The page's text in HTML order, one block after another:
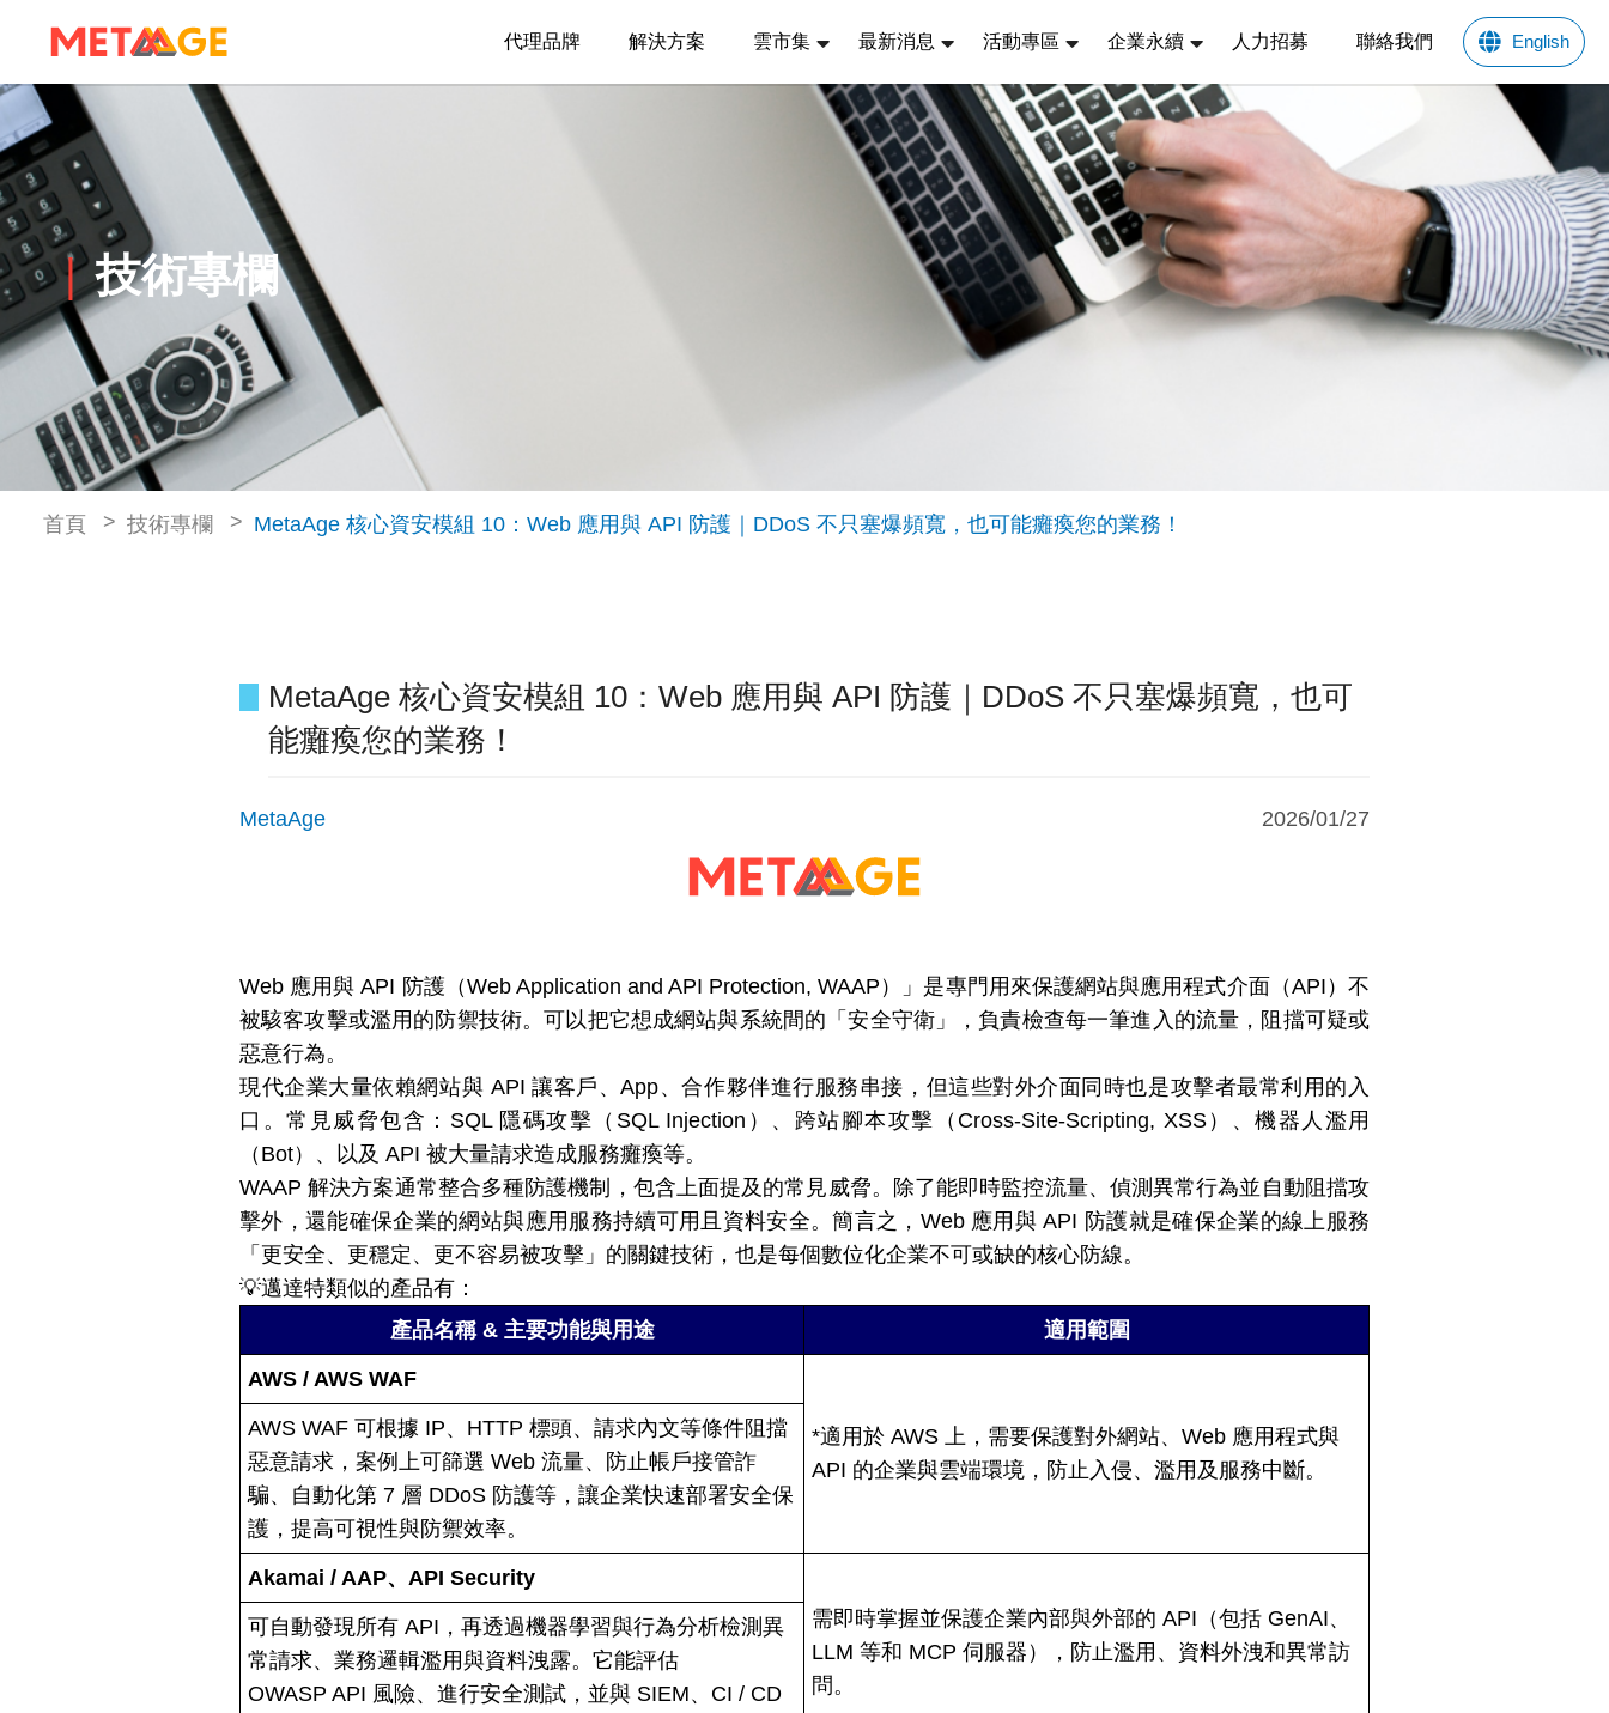
代理品牌 解決方案 雲市集 最新消息 活動專區 企業永續 人力招募 聯絡我們 English
技術專欄
首頁 技術專欄 MetaAge 核心資安模組 10：Web 應用與 API 防護｜DDoS 不只塞爆頻寬，也可能癱瘓您的業務！
MetaAge 核心資安模組 10：Web 應用與 API 防護｜DDoS 不只塞爆頻寬，也可
能癱瘓您的業務！
MetaAge 2026/01/27
Web 應用與 API 防護（Web Application and API Protection, WAAP）」是專門用來保護網站與應用程式介面（API）不
被駭客攻擊或濫用的防禦技術。可以把它想成網站與系統間的「安全守衛」，負責檢查每一筆進入的流量，阻擋可疑或
惡意行為。
現代企業大量依賴網站與 API 讓客戶、App、合作夥伴進行服務串接，但這些對外介面同時也是攻擊者最常利用的入
口。常見威脅包含：SQL 隱碼攻擊（SQL Injection）、跨站腳本攻擊（Cross-Site-Scripting, XSS）、機器人濫用
（Bot）、以及 API 被大量請求造成服務癱瘓等。
WAAP 解決方案通常整合多種防護機制，包含上面提及的常見威脅。除了能即時監控流量、偵測異常行為並自動阻擋攻
擊外，還能確保企業的網站與應用服務持續可用且資料安全。簡言之，Web 應用與 API 防護就是確保企業的線上服務
「更安全、更穩定、更不容易被攻擊」的關鍵技術，也是每個數位化企業不可或缺的核心防線。
💡邁達特類似的產品有：
產品名稱& 主要功能與用途 適用範圍
AWS / AWS WAF
*適用於 AWS 上，需要保護對外網站、Web 應用程式與
API 的企業與雲端環境，防止入侵、濫用及服務中斷。
AWS WAF 可根據 IP、HTTP 標頭、請求內文等條件阻擋
惡意請求，案例上可篩選 Web 流量、防止帳戶接管詐
騙、自動化第 7 層 DDoS 防護等，讓企業快速部署安全保
護，提高可視性與防禦效率。
Akamai / AAP、API Security
需即時掌握並保護企業內部與外部的 API（包括 GenAI、
LLM 等和 MCP 伺服器），防止濫用、資料外洩和異常訪
問。
可自動發現所有 API，再透過機器學習與行為分析檢測異
常請求、業務邏輯濫用與資料洩露。它能評估
OWASP API 風險、進行安全測試，並與 SIEM、CI / CD